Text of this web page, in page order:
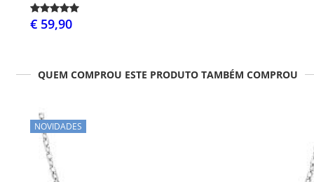
€ 59,90
QUEM COMPROU ESTE PRODUTO TAMBÉM COMPROU
NOVIDADES